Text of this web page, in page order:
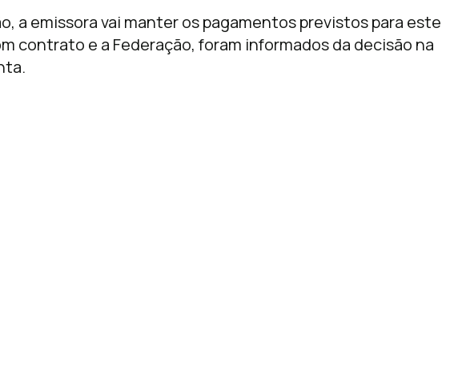
a emissora vai manter os pagamentos previstos para este
contrato e a Federação, foram informados da decisão na